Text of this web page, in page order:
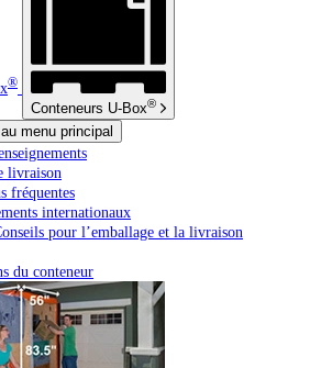
®
Conteneurs U-Box®
menu principal
livraison
fréquentes
internationaux
pour l’emballage et la livraison
du conteneur